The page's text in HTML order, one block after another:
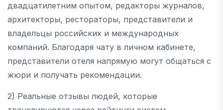
двадцатилетним опытом, редакторы журналов,
архитекторы, рестораторы, представители и
владельцы российских и международных
компаний. Благодаря чату в личном кабинете,
представители отеля напрямую могут общаться с
жюри и получать рекомендации.
2) Реальные отзывы людей, которые